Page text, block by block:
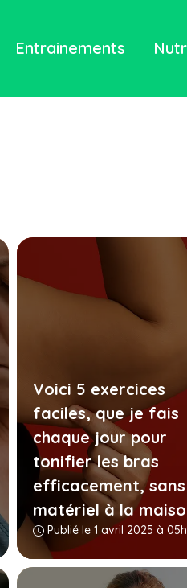
Entrainements
Voici 5 exercices
faciles, que je fais
chaque jour pour
tonifier les bras
efficacement, sans
matériel à la
Publié le 1 avril 2025 à